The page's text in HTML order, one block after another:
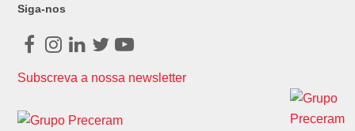
Siga-nos
Facebook
Instagram
LinkedIn
TwitterYoutube
Subscreva a nossa newsletter